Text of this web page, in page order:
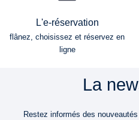
L'e-réservation
flânez, choisissez et réservez en
ligne
La
Restez informés des